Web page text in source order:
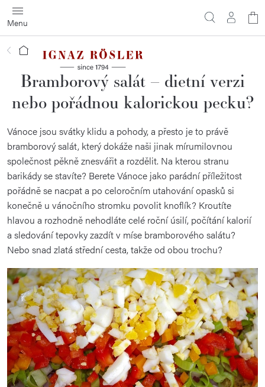
Přejít
na
obsah
Domů
Bramborový salát – dietní verzi
nebo pořádnou kalorickou pecku?
Vánoce jsou svátky klidu a pohody, a přesto je to právě
bramborový salát, který dokáže naši jinak mírumilovnou
společnost pěkně znesvářit a rozdělit. Na kterou stranu
barikády se stavíte? Berete Vánoce jako parádní příležitost
pořádně se nacpat a po celoročním utahování opasků si
konečně u vánočního stromku povolit knoflík? Kroutíte
hlavou a rozhodně nehodláte celé roční úsilí, počítání kalorií
a sledování tepovky zazdít v míse bramborového salátu?
Nebo snad zlatá střední cesta, takže od obou trochu?